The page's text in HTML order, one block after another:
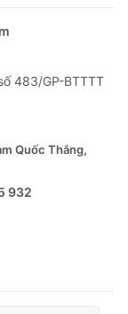
483/GP-BTTTT
Quốc Thắng,
932